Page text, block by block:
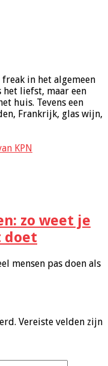
in het algemeen
het liefst, maar een
huis. Tevens een
Frankrijk, glas wijn,
KPN
zo weet je
doet
mensen pas doen als
Vereiste velden zijn